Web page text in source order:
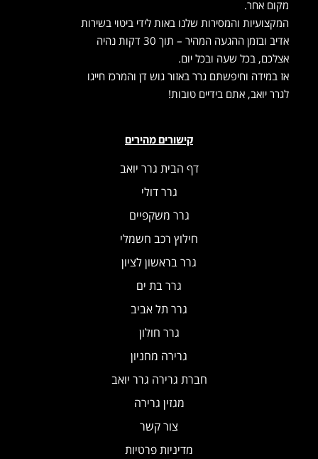
מקום אחר.
המקצועיות והמסירות שלנו באות לידי ביטוי בשירות
אדיב ובזמן ההגעה המהיר – תוך 30 דקות נהיה
אצלכם, בכל שעה ובכל יום.
אז במידה וחיפשתם גרר באזור גוש דן והמרכז חייגו
לגרר יואב, אתם בידיים טובות!
קישורים מהירים
דף הבית גרר יואב
גרר דולי
גרר משקפיים
חילוץ רכב חשמלי
גרר בראשון לציון
גרר בת ים
גרר תל אביב
גרר חולון
גרירה מחניון
חברת גרירה גרר יואב
מגזין גרירה
צור קשר
מדיניות פרטיות